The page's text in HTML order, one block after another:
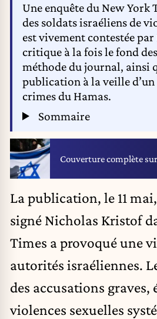
Une enquête du New York
des soldats israéliens de
est vivement contestée
critique à la fois le fond
méthode du journal, ainsi
publication à la veille
crimes du Hamas.
Sommaire
Couverture complète sur
La publication, le 11
signé Nicholas Kristof
Times a provoqué une
autorités israéliennes.
des accusations graves,
violences sexuelles